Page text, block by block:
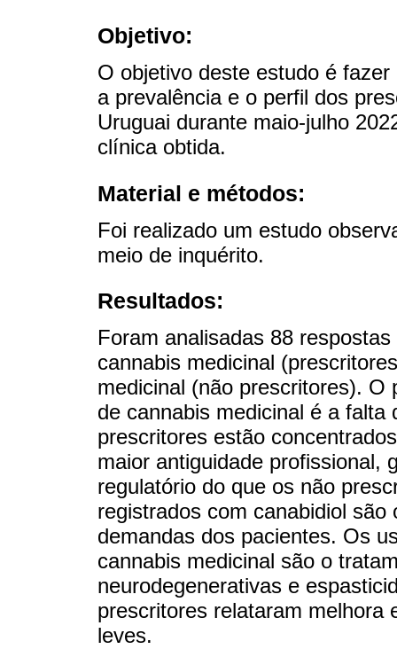
Objetivo:
O objetivo deste estudo é
a prevalência e o perfil dos
Uruguai durante maio-julho
clínica obtida.
Material e métodos:
Foi realizado um estudo
meio de inquérito.
Resultados:
Foram analisadas 88
cannabis medicinal
medicinal (não prescritores). O
de cannabis medicinal é a
prescritores estão
maior antiguidade profissional,
regulatório do que os não
registrados com canabidiol
demandas dos pacientes. Os
cannabis medicinal são o
neurodegenerativas e
prescritores relataram melhora
leves.